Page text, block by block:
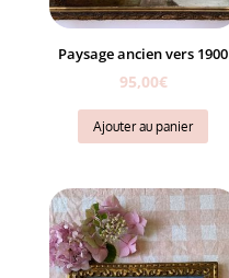
Paysage ancien vers 1900
95,00€
Ajouter au panier